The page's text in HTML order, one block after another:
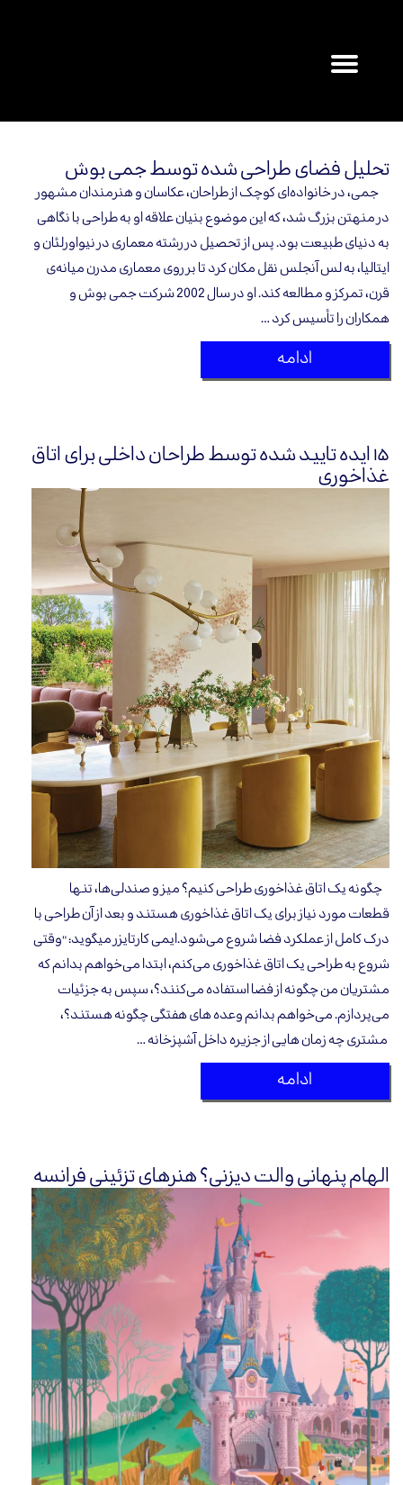
تحلیل فضای طراحی شده توسط جمی بوش
جمی، در خانواده‌ای کوچک از طراحان، عکاسان و هنرمندان مشهور
در منهتن بزرگ شد، که این موضوع بنیان علاقه او به طراحی با نگاهی
به دنیای طبیعت بود. پس از تحصیل در رشته معماری در نیواورلئان و
ایتالیا، به لس آنجلس نقل مکان کرد تا بر روی معماری مدرن میانه‌ی
قرن، تمرکز و مطالعه کند. او در سال 2002 شرکت جمی بوش و
همکاران را تأسیس کرد …
ادامه
۱۵ ایده تایید شده توسط طراحان داخلی برای اتاق
غذاخوری
چگونه یک اتاق غذاخوری طراحی کنیم؟ میز و صندلی‌ها، تنها
قطعات مورد نیاز برای یک اتاق غذاخوری هستند و بعد از آن طراحی با
درک کامل از عملکرد فضا شروع می‌شود.ایمی کارتایزر میگوید: "وقتی
شروع به طراحی یک اتاق غذاخوری می‌کنم، ابتدا می‌خواهم بدانم که
مشتریان من چگونه از فضا استفاده می‌کنند؟، سپس به جزئیات
می‌پردازم. می‌خواهم بدانم وعده های هفتگی چگونه هستند؟،
مشتری چه زمان هایی از جزیره داخل آشپزخانه …
ادامه
الهام پنهانی والت دیزنی؟ هنرهای تزئینی فرانسه